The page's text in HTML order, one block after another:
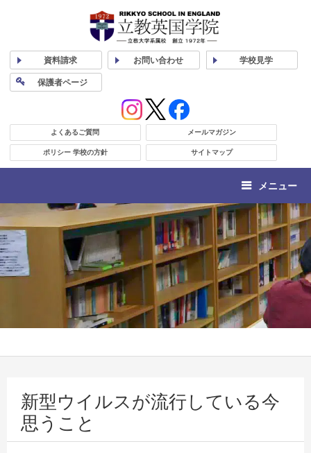
資料請求 お問い合わせ 学校見学
保護者ページ
よくあるご質問 メールマガジン
ポリシー 学校の方針 サイトマップ
メニュー
新型ウイルスが流行している今
思うこと